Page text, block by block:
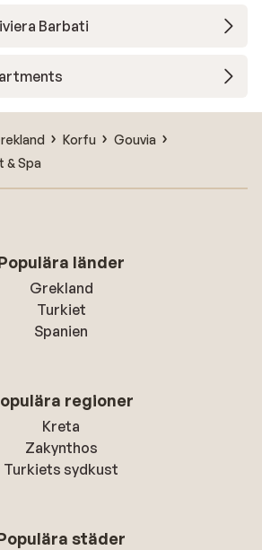
Barbati
Korfu
Gouvia
& Spa
länder
Grekland
Turkiet
Spanien
regioner
Kreta
Zakynthos
Turkiets sydkust
städer